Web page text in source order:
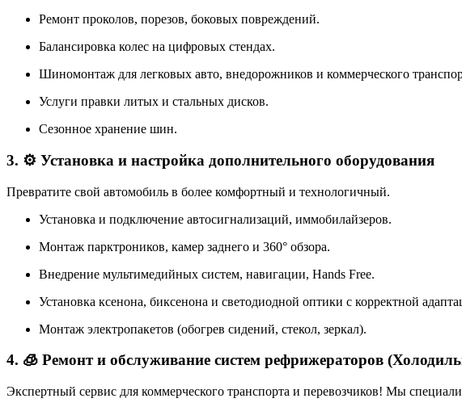
Ремонт проколов, порезов, боковых повреждений.
Балансировка колес на цифровых стендах.
Шиномонтаж для легковых авто, внедорожников и коммерческого
Услуги правки литых и стальных дисков.
Сезонное хранение шин.
3. ⚙️ Установка и настройка дополнительного оборудования
Превратите свой автомобиль в более комфортный и технологичный.
Установка и подключение автосигнализаций, иммобилайзеров.
Монтаж парктроников, камер заднего и 360° обзора.
Внедрение мультимедийных систем, навигации, Hands Free.
Установка ксенона, биксенона и светодиодной оптики с корректной
Монтаж электропакетов (обогрев сидений, стекол, зеркал).
4. 🧊 Ремонт и обслуживание систем рефрижераторов
Экспертный сервис для коммерческого транспорта и перевозчиков! Мы